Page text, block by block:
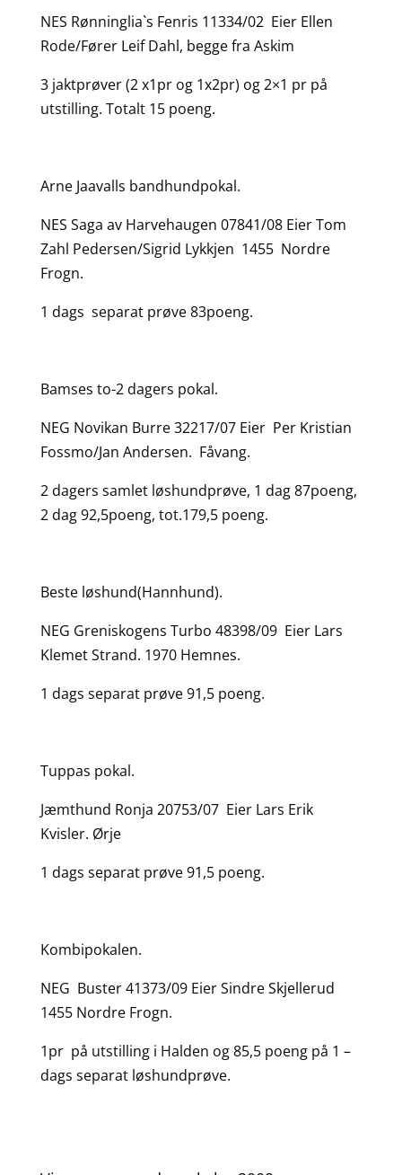
NES Rønninglia`s Fenris 11334/02 Eier Ellen
Rode/Fører Leif Dahl, begge fra Askim
3 jaktprøver (2 x1pr og 1x2pr) og 2×1 pr på
utstilling. Totalt 15 poeng.
Arne Jaavalls bandhundpokal.
NES Saga av Harvehaugen 07841/08 Eier Tom
Zahl Pedersen/Sigrid Lykkjen 1455 Nordre
Frogn.
1 dags separat prøve 83poeng.
Bamses to-2 dagers pokal.
NEG Novikan Burre 32217/07 Eier Per Kristian
Fossmo/Jan Andersen. Fåvang.
2 dagers samlet løshundprøve, 1 dag 87poeng,
2 dag 92,5poeng, tot.179,5 poeng.
Beste løshund(Hannhund).
NEG Greniskogens Turbo 48398/09 Eier Lars
Klemet Strand. 1970 Hemnes.
1 dags separat prøve 91,5 poeng.
Tuppas pokal.
Jæmthund Ronja 20753/07 Eier Lars Erik
Kvisler. Ørje
1 dags separat prøve 91,5 poeng.
Kombipokalen.
NEG Buster 41373/09 Eier Sindre Skjellerud
1455 Nordre Frogn.
1pr på utstilling i Halden og 85,5 poeng på 1 –
dags separat løshundprøve.